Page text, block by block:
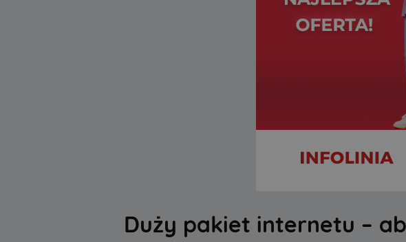
Duży pakiet internetu –
Polityce prywatności